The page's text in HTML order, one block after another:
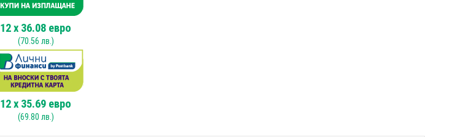
12x 36.08 евро
(70.56 лв.)
12x 35.69 евро
(69.80 лв.)